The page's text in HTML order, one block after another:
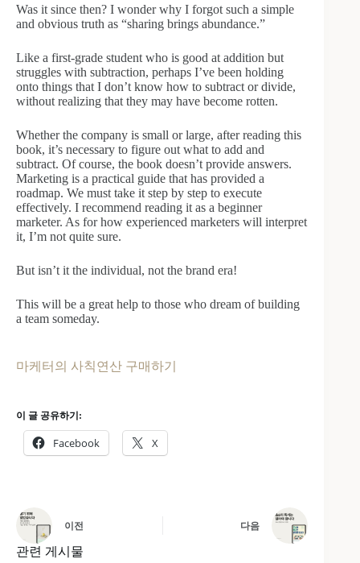
Was it since then? I wonder why I forgot such a simple
and obvious truth as “sharing brings abundance.”
Like a first-grade student who is good at addition but
struggles with subtraction, perhaps I’ve been holding
onto things that I don’t know how to subtract or divide,
without realizing that they may have become rotten.
Whether the company is small or large, after reading this
book, it’s necessary to figure out what to add and
subtract. Of course, the book doesn’t provide answers.
Marketing is a practical guide that has provided a
roadmap. We must take it step by step to execute
effectively. I recommend reading it as a beginner
marketer. As for how experienced marketers will interpret
it, I’m not quite sure.
But isn’t it the individual, not the brand era!
This will be a great help to those who dream of building
a team someday.
마케터의 사칙연산 구매하기
이 글 공유하기:
Facebook X
이전 다음
관련 게시물